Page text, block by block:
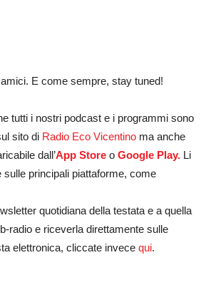
E come sempre, stay tuned!
tutti i nostri podcast e i programmi sono
sito di Radio Eco Vicentino ma anche
dall’App Store o Google Play. Li
sulle principali piattaforme, come
quotidiana della testata e a quella
radio e riceverla direttamente sulle
elettronica, cliccate invece qui.